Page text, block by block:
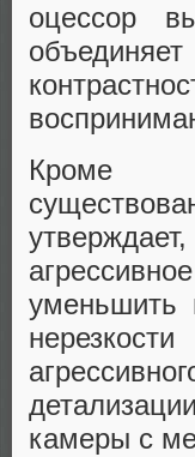
оцессор
уменьшить
камеры с